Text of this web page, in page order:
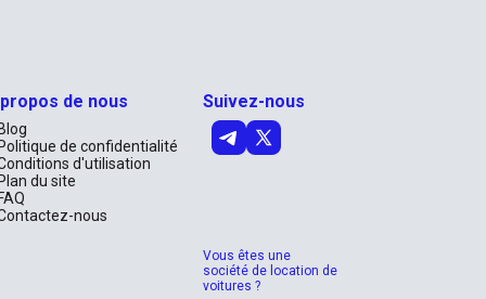
de nous
Blog
Politique de confidentialité
d'utilisation
Plan du site
FAQ
nous
Suivez-nous
Vous êtes une
société de location de
voitures ?